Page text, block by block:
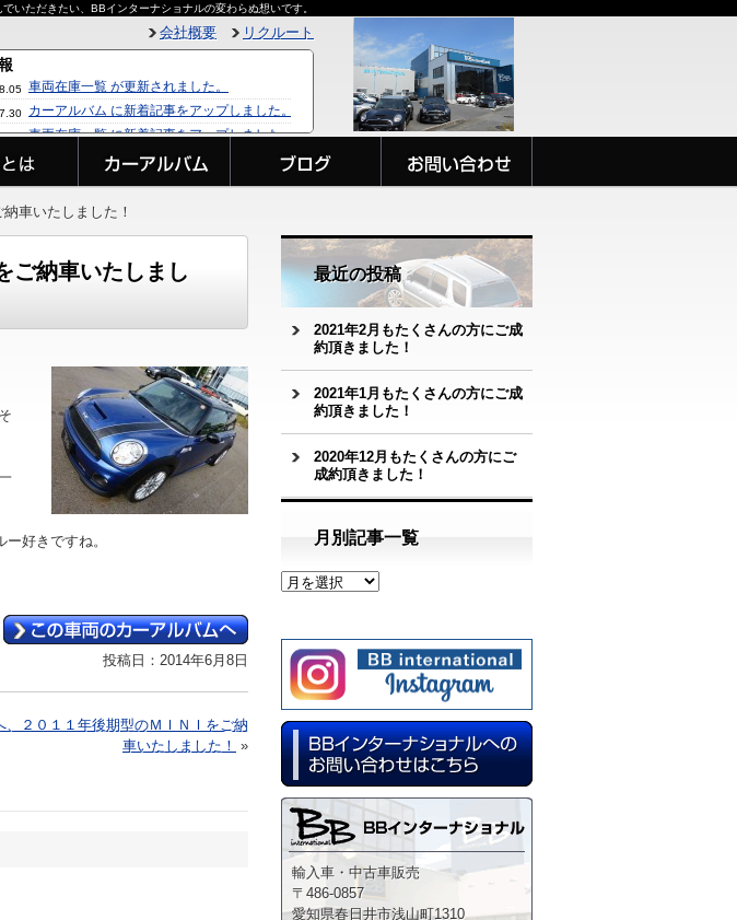
ただきたい、BBインターナショナルの変わらぬ想いです。
会社概要 リクルート
ご納車いたしまし
好きですね。
投稿日：2014年6月8日
、２０１１年後期型のＭＩＮＩをご納
車いたしました！ »
最近の投稿
2021年2月もたくさんの方にご成
約頂きました！
2021年1月もたくさんの方にご成
約頂きました！
2020年12月もたくさんの方にご
成約頂きました！
月別記事一覧
輸入車・中古車販売
〒486-0857
愛知県春日井市浅山町1310
車いたしました！